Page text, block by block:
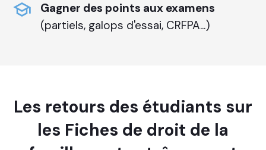
Gagner des points aux examens
(partiels, galops d'essai, CRFPA...)
Les retours des étudiants sur
les Fiches de droit de la